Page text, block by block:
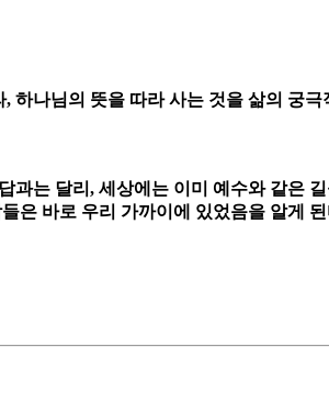
나님의 뜻을 따라 사는 것을 삶의 궁극
는 달리, 세상에는 이미 예수와 같은
은 바로 우리 가까이에 있었음을 알게